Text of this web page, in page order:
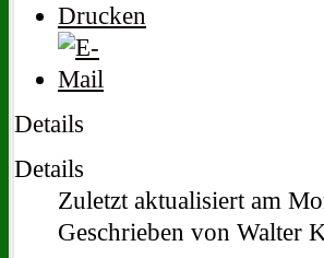
Details
Details
Zuletzt aktualisiert am
Geschrieben von Walter